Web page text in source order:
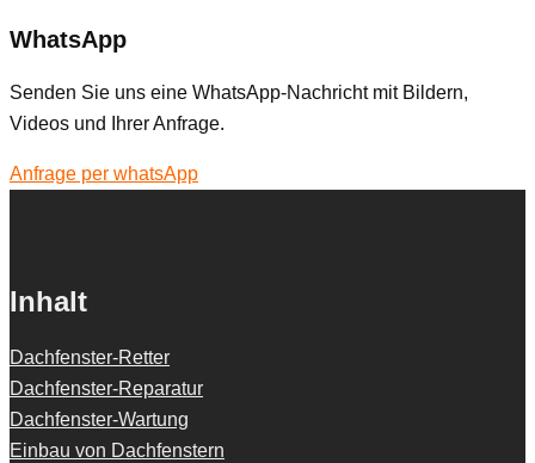
WhatsApp
Senden Sie uns eine WhatsApp-Nachricht mit Bildern,
Videos und Ihrer Anfrage.
Anfrage per whatsApp
Inhalt
Dachfenster-Retter
Dachfenster-Reparatur
Dachfenster-Wartung
Einbau von Dachfenstern